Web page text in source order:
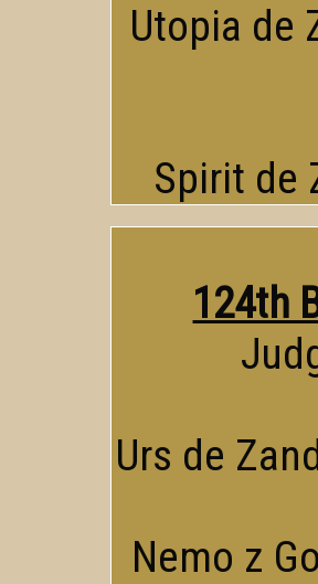
Utopia de
Spirit de
124th
Urs de
Nemo z